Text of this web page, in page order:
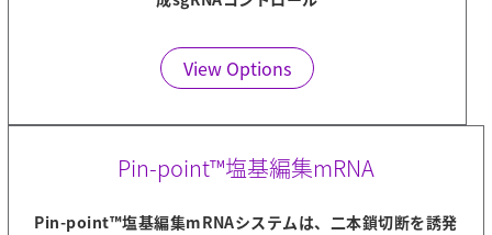
View Options
Pin-point™塩基編集mRNA
Pin-point™塩基編集mRNAシステムは、二本鎖切断を誘発